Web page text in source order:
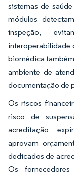
sistemas de
módulos
inspeção,
interoperabilidade
biomédica
ambiente de
documentação de
Os riscos
risco de
acreditação
aprovam
dedicados de
Os